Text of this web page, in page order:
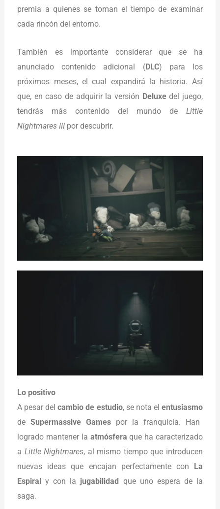
premia a quienes se toman el tiempo de examinar
cada rincón del entorno.
También es importante considerar que se ha
anunciado contenido adicional (DLC) para los
próximos meses, el cual expandirá la historia. Así
que, en caso de adquirir la versión Deluxedel juego,
tendrás más contenido del mundo de Little
Nightmares III por descubrir.
Lo positivo
A pesar delcambio de estudio, se nota el entusiasmo
deSupermassive Games por la franquicia. Han
logrado mantener la atmósfera que ha caracterizado
a Little Nightmares, al mismo tiempo que introducen
nuevas ideas que encajan perfectamente con La
Espiral y con la jugabilidad que uno espera de la
saga.